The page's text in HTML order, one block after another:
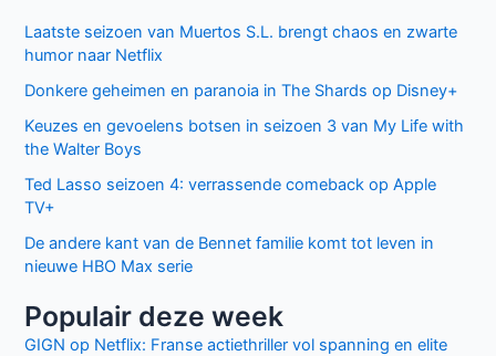
Laatste seizoen van Muertos S.L. brengt chaos en zwarte
humor naar Netflix
Donkere geheimen en paranoia in The Shards op Disney+
Keuzes en gevoelens botsen in seizoen 3 van My Life with
the Walter Boys
Ted Lasso seizoen 4: verrassende comeback op Apple
TV+
De andere kant van de Bennet familie komt tot leven in
nieuwe HBO Max serie
Populair deze week
GIGN op Netflix: Franse actiethriller vol spanning en elite